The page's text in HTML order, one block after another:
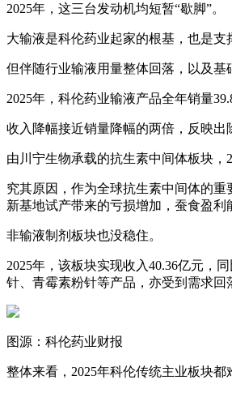
2025年，这三台发动机均短暂“歇脚”。
大输液是科伦药业起家的根基，也是支
但伴随行业输液用量整体回落，以及基
2025年，科伦药业输液产品全年销量
收入降幅接近销量降幅的两倍，反映出
由川宁生物承载的抗生素中间体板块，
究其原因，作为全球抗生素中间体的
新基地试产带来的亏损增加，蚕食盈利
非输液制剂板块也没稳住。
2025年，该板块实现收入40.36亿元，
针、青霉素粉针等产品，亦受到需求回
图源：科伦药业财报
整体来看，2025年科伦传统主业板块都